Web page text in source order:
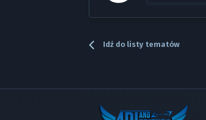
Idź do listy tematów